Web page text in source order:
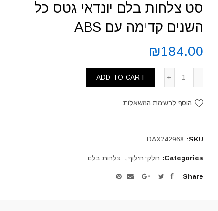
סט צלחות בלם יונדאי גטס כל
השנים קדימה עם ABS
₪184.00
ADD TO CART
הוסף לרשימת המשאלות
SKU:
DAX242968
Categories: חלקי חילוף , צלחות בלם
Share